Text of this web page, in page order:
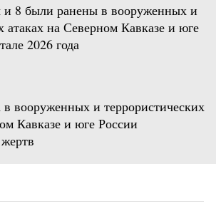
и 8 были ранены в вооруженных и
атаках на Северном Кавказе и юге
2026 года
вооруженных и террористических
Кавказе и юге России